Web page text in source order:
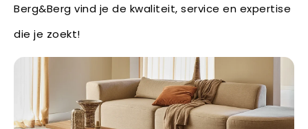
Berg&Berg vind je de kwaliteit, service en expertise
die je zoekt!